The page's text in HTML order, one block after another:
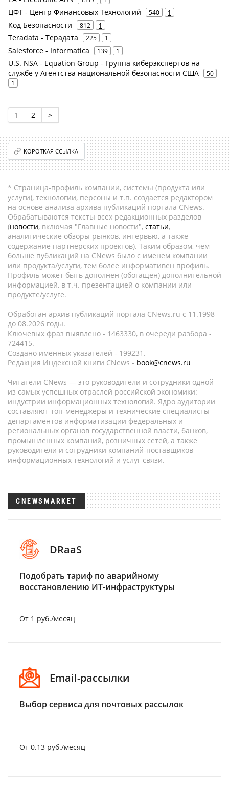
ЦФТ - Центр Финансовых Технологий 540 1
Код Безопасности 812 1
Teradata - Терадата 225 1
Salesforce - Informatica 139 1
U.S. NSA - Equation Group - Группа киберэкспертов на
службе у Агентства национальной безопасности США
50
1
1 2 >
КОРОТКАЯ ССЫЛКА
* Страница-профиль компании, системы (продукта или
услуги), технологии, персоны и т.п. создается редактором
на основе анализа архива публикаций портала CNews.
Обрабатываются тексты всех редакционных разделов
(новости, включая "Главные новости", статьи,
аналитические обзоры рынков, интервью, а также
содержание партнёрских проектов). Таким образом, чем
больше публикаций на CNews было с именем компании
или продукта/услуги, тем более информативен профиль.
Профиль может быть дополнен (обогащен) дополнительной
информацией, в т.ч. презентацией о компании или
продукте/услуге.
Обработан архив публикаций портала CNews.ru c 11.1998
до 08.2026 годы.
Ключевых фраз выявлено - 1463330, в очереди разбора -
724415.
Создано именных указателей - 199231.
Редакция Индексной книги CNews - book@cnews.ru
Читатели CNews — это руководители и сотрудники одной
из самых успешных отраслей российской экономики:
индустрии информационных технологий. Ядро аудитории
составляют топ-менеджеры и технические специалисты
департаментов информатизации федеральных и
региональных органов государственной власти, банков,
промышленных компаний, розничных сетей, а также
руководители и сотрудники компаний-поставщиков
информационных технологий и услуг связи.
CNEWSMARKET
DRaaS
Подобрать тариф по аварийному
восстановлению ИТ-инфраструктуры
От 1 руб./месяц
Email-рассылки
Выбор сервиса для почтовых рассылок
От 0.13 руб./месяц